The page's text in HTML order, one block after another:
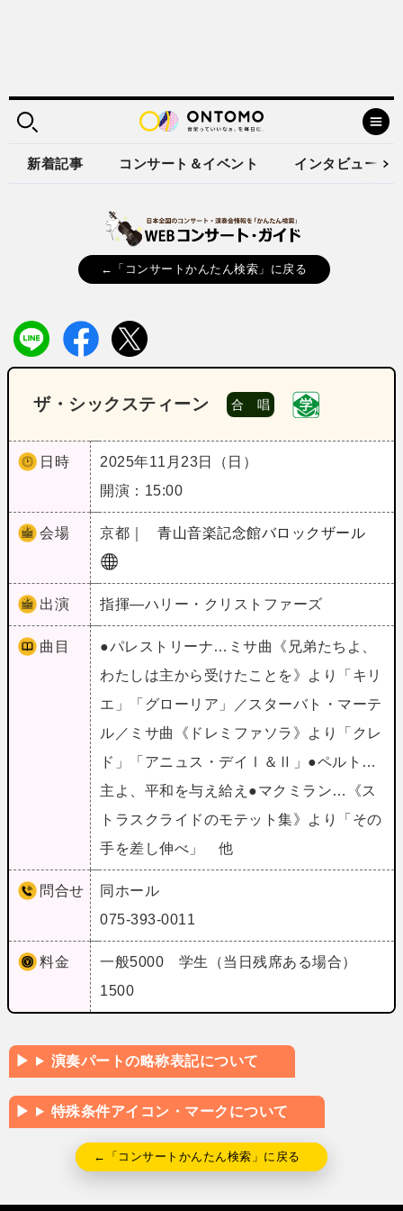
新着記事 コンサート＆イベント インタビュー
←「コンサートかんたん検索」に戻る
ザ・シックスティーン 合 唱
日時
2025年11月23日（日）
開演：15:00
会場 京都｜ 青山音楽記念館バロックザール
出演 指揮―ハリー・クリストファーズ
曲目
●パレストリーナ…ミサ曲《兄弟たちよ、
わたしは主から受けたことを》より「キリ
エ」「グローリア」／スターバト・マーテ
ル／ミサ曲《ドレミファソラ》より「クレ
ド」「アニュス・デイⅠ＆Ⅱ」●ペルト…
主よ、平和を与え給え●マクミラン…《ス
トラスクライドのモテット集》より「その
手を差し伸べ」 他
問合せ
同ホール
075-393-0011
料金
一般5000 学生（当日残席ある場合）
1500
演奏パートの略称表記について
特殊条件アイコン・マークについて
←「コンサートかんたん検索」に戻る